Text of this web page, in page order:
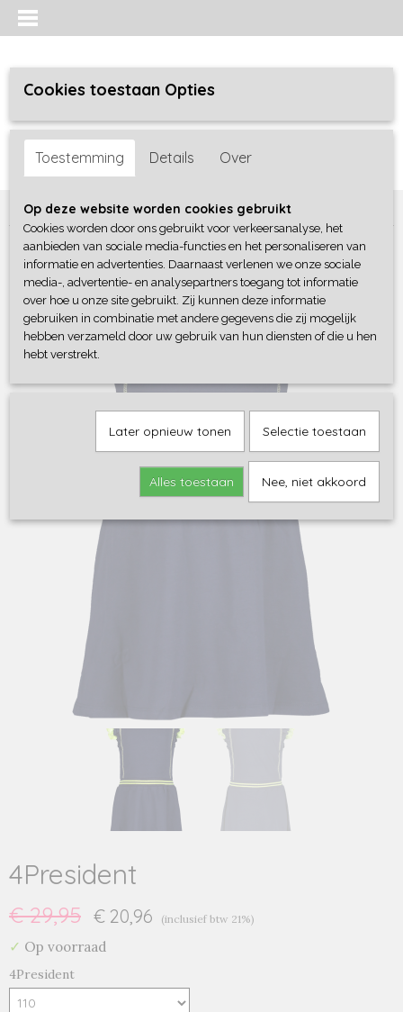
Inloggen Registreren
Home >Meisjes>jurken / rokken/ jumpsuit>4President
4President
€ 29,95 € 20,96 (inclusief btw 21%)
✓ Op voorraad
4President
Cookies toestaan Opties
Toestemming Details Over
Op deze website worden cookies gebruikt
Cookies worden door ons gebruikt voor verkeersanalyse, het
aanbieden van sociale media-functies en het personaliseren van
informatie en advertenties. Daarnaast verlenen we onze sociale
media-, advertentie- en analysepartners toegang tot informatie
over hoe u onze site gebruikt. Zij kunnen deze informatie
gebruiken in combinatie met andere gegevens die zij mogelijk
hebben verzameld door uw gebruik van hun diensten of die u hen
hebt verstrekt.
Later opnieuw tonen Selectie toestaan
Alles toestaan Nee, niet akkoord